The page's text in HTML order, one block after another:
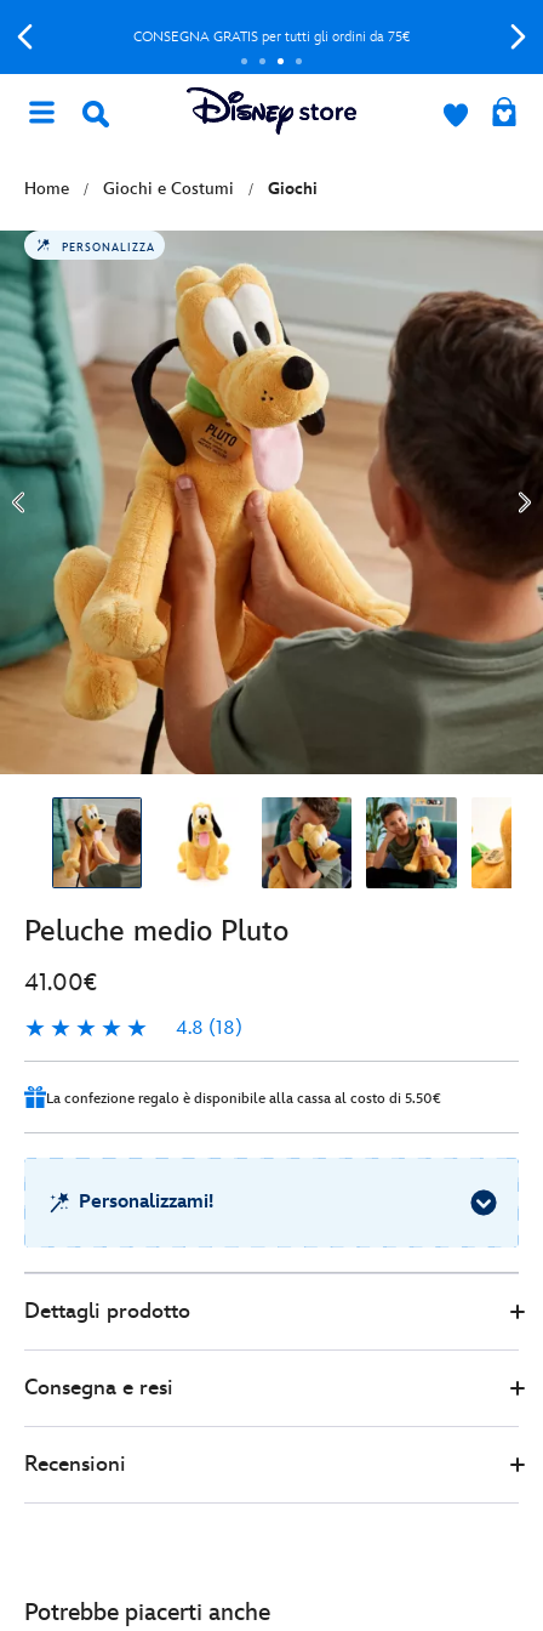
CONSEGNA GRATIS per tutti gli ordini da 75€
Home Giochi e Costumi Giochi
PERSONALIZZA
Peluche medio Pluto
41.00€
4.8 (18)
4.8
18
La confezione regalo è disponibile alla cassa al costo di 5.50€
Personalizzami!
Store
41.00
https://www.disneystore.it/peluche-
medio-
412312819476.html
http://schema.org/InStock
Dettagli prodotto
Consegna e resi
Recensioni
Potrebbe piacerti anche